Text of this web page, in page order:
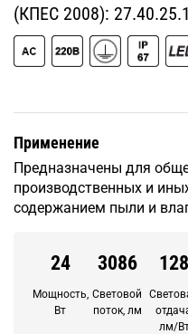
(КПЕС 2008):
Применение
Предназначены для
производственных и
содержанием пыли и
24
Мощность,
Вт
3086
Световой
поток, лм
128
лм/